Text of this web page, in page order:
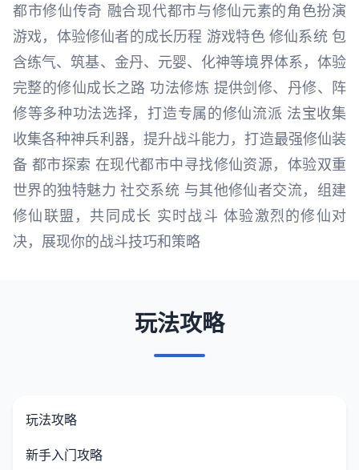
都市修仙传奇 融合现代都市与修仙元素的角色扮演
游戏，体验修仙者的成长历程 游戏特色 修仙系统 包
含练气、筑基、金丹、元婴、化神等境界体系，体验
完整的修仙成长之路 功法修炼 提供剑修、丹修、阵
修等多种功法选择，打造专属的修仙流派 法宝收集
收集各种神兵利器，提升战斗能力，打造最强修仙装
备 都市探索 在现代都市中寻找修仙资源，体验双重
世界的独特魅力 社交系统 与其他修仙者交流，组建
修仙联盟，共同成长 实时战斗 体验激烈的修仙对
决，展现你的战斗技巧和策略
玩法攻略
玩法攻略
新手入门攻略